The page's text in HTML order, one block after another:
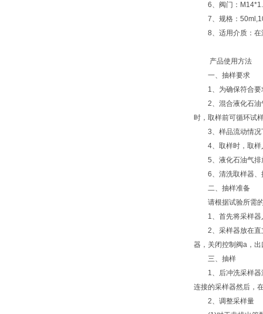
6、阀门：
7、规格：
8、适用介质：在
产品使用方法
一、抽样要求
1、为确保符合要求
2、混合液化石油气
时，取样前可循环试
3、样品流动情况
4、取样时，取样人
5、液化石油气排放
6、清洗取样器、排
二、抽样准备
请根据试验所需的
1、首先将采样器入
2、采样器放在直立
器，关闭控制阀a，
三、抽样
1、后冲洗采样器液
连接的采样器然后，
2、调整采样量